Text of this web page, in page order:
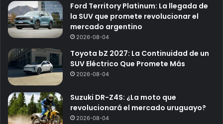
Ford Territory Platinum: La llegada de
la SUV que promete revolucionar el
mercado argentino
2026-08-04
Toyota bZ 2027: La Continuidad de un
SUV Eléctrico Que Promete Más
2026-08-04
Suzuki DR-Z4S: ¿La moto que
revolucionará el mercado uruguayo?
2026-08-04